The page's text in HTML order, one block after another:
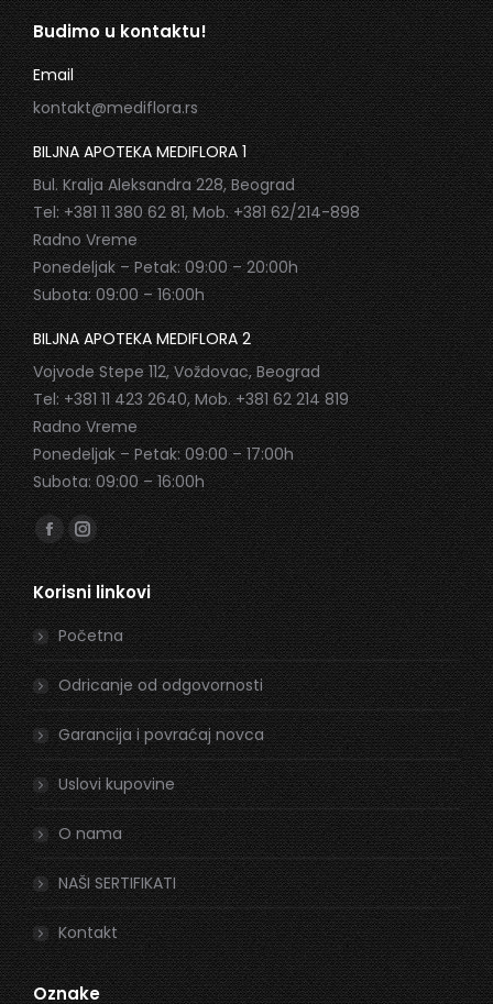
Budimo u kontaktu!
Email
kontakt@mediflora.rs
BILJNA APOTEKA MEDIFLORA 1
Bul. Kralja Aleksandra 228, Beograd
Tel: +381 11 380 62 81, Mob. +381 62/214-898
Radno Vreme
Ponedeljak – Petak: 09:00 – 20:00h
Subota: 09:00 – 16:00h
BILJNA APOTEKA MEDIFLORA 2
Vojvode Stepe 112, Voždovac, Beograd
Tel: +381 11 423 2640, Mob. +381 62 214 819
Radno Vreme
Ponedeljak – Petak: 09:00 – 17:00h
Subota: 09:00 – 16:00h
Find us on:
Facebook
page
opens
in
new
window
Instagram
page
opens
in
new
window
Korisni linkovi
Početna
Odricanje od odgovornosti
Garancija i povraćaj novca
Uslovi kupovine
O nama
NAŠI SERTIFIKATI
Kontakt
Oznake